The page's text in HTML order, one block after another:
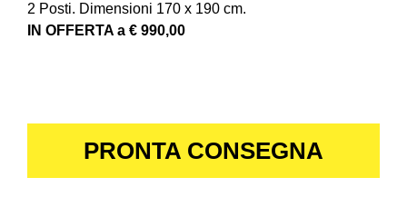
2 Posti. Dimensioni 170 x 190 cm.
IN OFFERTA a € 990,00
PRONTA CONSEGNA